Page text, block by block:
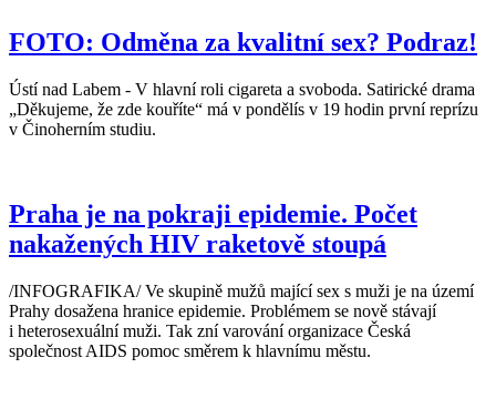
FOTO: Odměna za kvalitní sex? Podraz!
Ústí nad Labem - V hlavní roli cigareta a svoboda. Satirické drama
„Děkujeme, že zde kouříte“ má v pondělís v 19 hodin první reprízu
v Činoherním studiu.
Praha je na pokraji epidemie. Počet
nakažených HIV raketově stoupá
/INFOGRAFIKA/ Ve skupině mužů mající sex s muži je na území
Prahy dosažena hranice epidemie. Problémem se nově stávají
i heterosexuální muži. Tak zní varování organizace Česká
společnost AIDS pomoc směrem k hlavnímu městu.